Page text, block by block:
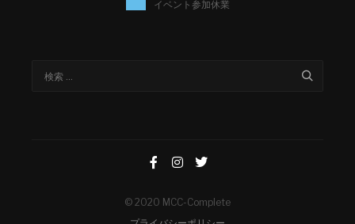
イベント参加休業
© 2020 MCC-Complete